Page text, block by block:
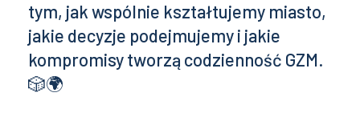
tym, jak wspólnie kształtujemy miasto,
jakie decyzje podejmujemy i jakie
kompromisy tworzą codzienność GZM.
🎲🌍